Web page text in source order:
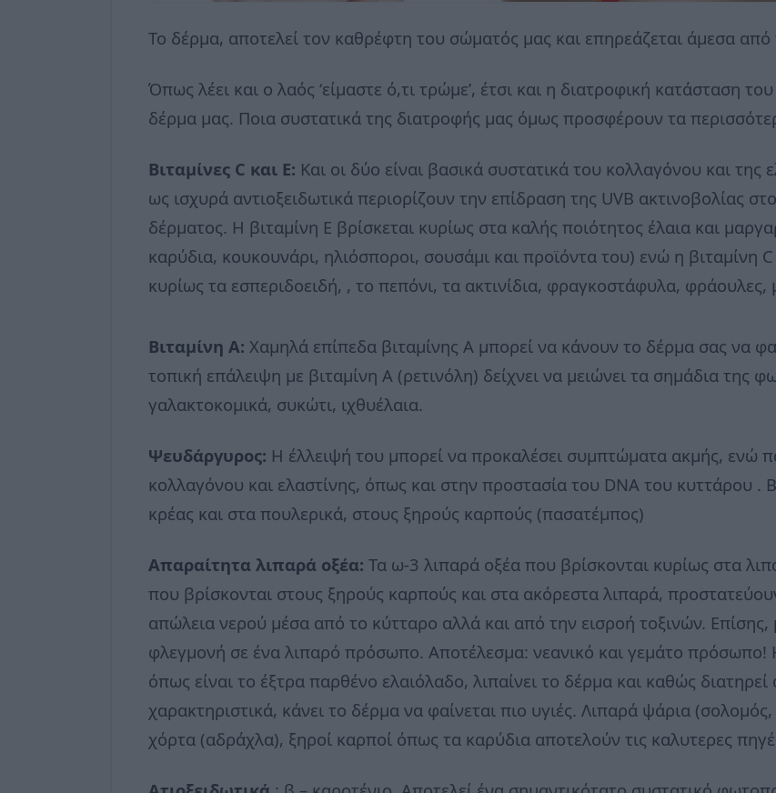
Το δέρμα, αποτελεί τον καθρέφτη του σώματός μας και επηρεάζεται άμεσα
Όπως λέει και ο λαός ‘είμαστε ό,τι τρώμε’, έτσι και η διατροφική κατάσταση
δέρμα μας. Ποια συστατικά της διατροφής μας όμως προσφέρουν τα
Βιταμίνες C και Ε: Και οι δύο είναι βασικά συστατικά του κολλαγόνου και
ως ισχυρά αντιοξειδωτικά περιορίζουν την επίδραση της UVB ακτινοβολίας
δέρματος. Η βιταμίνη Ε βρίσκεται κυρίως στα καλής ποιότητος έλαια και
καρύδια, κουκουνάρι, ηλιόσποροι, σουσάμι και προϊόντα του) ενώ η βιταμίνη
κυρίως τα εσπεριδοειδή, , το πεπόνι, τα ακτινίδια, φραγκοστάφυλα,
Βιταμίνη Α: Χαμηλά επίπεδα βιταμίνης Α μπορεί να κάνουν το δέρμα σας να
τοπική επάλειψη με βιταμίνη Α (ρετινόλη) δείχνει να μειώνει τα σημάδια
γαλακτοκομικά, συκώτι, ιχθυέλαια.
Ψευδάργυρος: Η έλλειψή του μπορεί να προκαλέσει συμπτώματα ακμής, ενώ
κολλαγόνου και ελαστίνης, όπως και στην προστασία του DNA του κυττάρου .
κρέας και στα πουλερικά, στους ξηρούς καρπούς (πασατέμπος)
Απαραίτητα λιπαρά οξέα: Τα ω-3 λιπαρά οξέα που βρίσκονται κυρίως στα
που βρίσκονται στους ξηρούς καρπούς και στα ακόρεστα λιπαρά,
απώλεια νερού μέσα από το κύτταρο αλλά και από την εισροή τοξινών.
φλεγμονή σε ένα λιπαρό πρόσωπο. Αποτέλεσμα: νεανικό και γεμάτο πρόσωπο!
όπως είναι το έξτρα παρθένο ελαιόλαδο, λιπαίνει το δέρμα και καθώς
χαρακτηριστικά, κάνει το δέρμα να φαίνεται πιο υγιές. Λιπαρά ψάρια
χόρτα (αδράχλα), ξηροί καρποί όπως τα καρύδια αποτελούν τις καλυτερες